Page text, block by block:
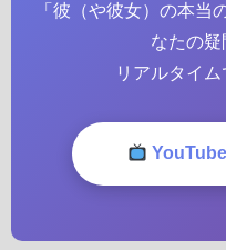
「彼（や彼女）の本当
なたの疑
リアルタイム